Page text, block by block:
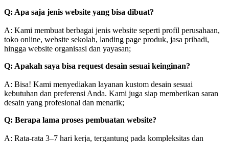
Q: Apa saja jenis website yang bisa dibuat?
A: Kami membuat berbagai jenis website seperti profil perusahaan,
toko online, website sekolah, landing page produk, jasa pribadi,
hingga website organisasi dan yayasan;
Q: Apakah saya bisa request desain sesuai keinginan?
A: Bisa! Kami menyediakan layanan kustom desain sesuai
kebutuhan dan preferensi Anda. Kami juga siap memberikan saran
desain yang profesional dan menarik;
Q: Berapa lama proses pembuatan website?
A: Rata-rata 3–7 hari kerja, tergantung pada kompleksitas dan